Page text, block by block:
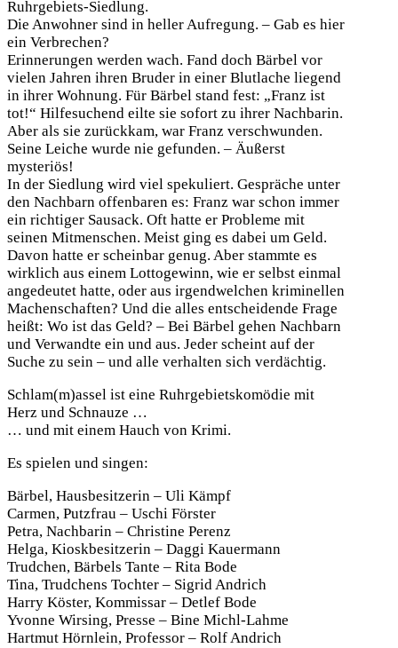
Ruhrgebiets-Siedlung.
Die Anwohner sind in heller Aufregung. – Gab es hier
ein Verbrechen?
Erinnerungen werden wach. Fand doch Bärbel vor
vielen Jahren ihren Bruder in einer Blutlache liegend
in ihrer Wohnung. Für Bärbel stand fest: „Franz ist
tot!“ Hilfesuchend eilte sie sofort zu ihrer Nachbarin.
Aber als sie zurückkam, war Franz verschwunden.
Seine Leiche wurde nie gefunden. – Äußerst
mysteriös!
In der Siedlung wird viel spekuliert. Gespräche unter
den Nachbarn offenbaren es: Franz war schon immer
ein richtiger Sausack. Oft hatte er Probleme mit
seinen Mitmenschen. Meist ging es dabei um Geld.
Davon hatte er scheinbar genug. Aber stammte es
wirklich aus einem Lottogewinn, wie er selbst einmal
angedeutet hatte, oder aus irgendwelchen kriminellen
Machenschaften? Und die alles entscheidende Frage
heißt: Wo ist das Geld? – Bei Bärbel gehen Nachbarn
und Verwandte ein und aus. Jeder scheint auf der
Suche zu sein – und alle verhalten sich verdächtig.
Schlam(m)assel ist eine Ruhrgebietskomödie mit
Herz und Schnauze …
… und mit einem Hauch von Krimi.
Es spielen und singen:
Bärbel, Hausbesitzerin – Uli Kämpf
Carmen, Putzfrau – Uschi Förster
Petra, Nachbarin – Christine Perenz
Helga, Kioskbesitzerin – Daggi Kauermann
Trudchen, Bärbels Tante – Rita Bode
Tina, Trudchens Tochter – Sigrid Andrich
Harry Köster, Kommissar – Detlef Bode
Yvonne Wirsing, Presse – Bine Michl-Lahme
Hartmut Hörnlein, Professor – Rolf Andrich